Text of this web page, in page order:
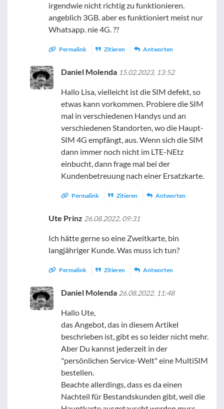
irgendwie nicht richtig zu funktionieren.
angeblich 3GB. aber es funktioniert meist nur
Whatsapp. nie 4G. ??
Permalink Zitieren Antworten
Daniel Molenda 15.02.2023, 13:52
Hallo Lisa, vielleicht ist die SIM defekt, so
etwas kann vorkommen. Probiere die SIM
mal in verschiedenen Handys und an
verschiedenen Standorten, wo die Haupt-
SIM 4G empfängt, aus. Wenn sich die SIM
dann immer noch nicht im LTE-NEtz
einbucht, dann frage mal bei der
Kundenbetreuung nach einer Ersatzkarte.
Permalink Zitieren Antworten
Ute Prinz 26.08.2022, 09:31
Ich hätte gerne so eine Zweitkarte, bin
langjähriger Kunde. Was muss ich tun?
Permalink Zitieren Antworten
Daniel Molenda 26.08.2022, 11:48
Hallo Ute,
das Angebot, das in diesem Artikel
beschrieben ist, gibt es so leider nicht mehr.
Aber Du kannst jederzeit in der
"persönlichen Service-Welt" eine MultiSIM
bestellen.
Beachte allerdings, dass es da einen
Nachteil für Bestandskunden gibt, weil die